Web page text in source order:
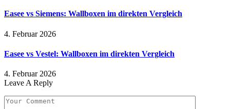
Easee vs Siemens: Wallboxen im direkten Vergleich
4. Februar 2026
Easee vs Vestel: Wallboxen im direkten Vergleich
4. Februar 2026
Leave A Reply